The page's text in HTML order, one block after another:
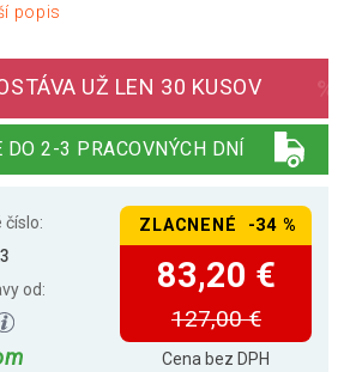
popis
UŽ LEN 30 KUSOV
DO 2-3 PRACOVNÝCH DNÍ
číslo:
od:
ZLACNENÉ -34 %
83,20 €
127,00 €
Cena bez DPH